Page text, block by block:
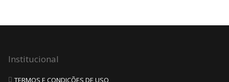
Institucional
TERMOS E CONDIÇÕES DE USO